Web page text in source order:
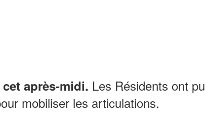
après-midi. Les Résidents ont pu
mobiliser les articulations.